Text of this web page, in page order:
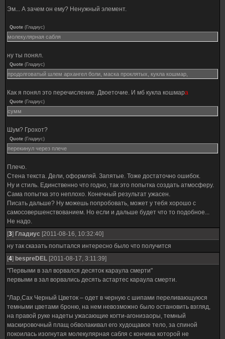
Эм... А зачем он ему? Ненужный элемент.
Quote (Гладиус)
молекулярная сабля
ну ты понял.
Quote (Гладиус)
продолговатый шлем архангел боли, маска проклятых, кукла кошмар,
Как я понял это перечисление. Двоеточие. И мб кукла кошмара
Quote (Гладиус)
сумм
Шум? Грохот?
Quote (Гладиус)
перекинул через плече
Плечо.
Стена текста. Дели, оформляй. Запятые. Тоже достаточно ошибок.
Ну и стиль. Единственно что годно, так это попытка создать атмосферу.
Сама попытка это неплохо. Конечный результат ужасен.
Писать дальше? Ну можешь попробовать, может у тебя хорошо с
самосовершенствованием. Но если и дальше будет что то подобное...
Не надо.
[3] Гладиус [2011-08-16, 10:32:40]
ну так сказать попытался интересно было что получится
[4] bespreDEL [2011-08-17, 3:11:39]
"Первыми в зал ворвался десяток караула смерти"
первыми в зал ворвались десять астартес караула смерти.
"Лар,Сах Черный Цветок – одет в черную с шипами переливающуюся
темными цветами броню, на нем невозможно было остановить взгляд,
на правой руке надеты ужасающие когти-агонизаоры, темный
маскировочный плащ обволакивал его худощавое тело, за спиной
покоилась изогнутая молекулярная сабля с кончика которой не